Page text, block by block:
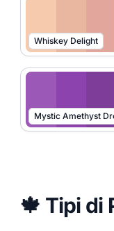
Whiskey Delight
🍁 Tipi di